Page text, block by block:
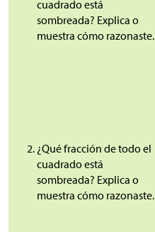
cuadrado está
sombreada? Explica o
muestra cómo razonaste.
¿Qué fracción de todo el
cuadrado está
sombreada? Explica o
muestra cómo razonaste.